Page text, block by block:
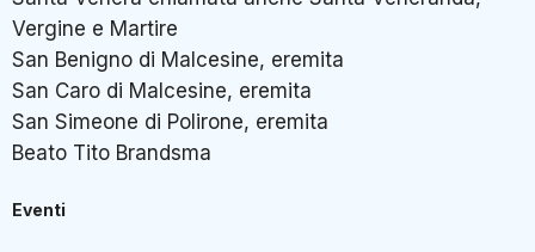
Vergine e Martire
San Benigno di Malcesine, eremita
San Caro di Malcesine, eremita
San Simeone di Polirone, eremita
Beato Tito Brandsma
Eventi